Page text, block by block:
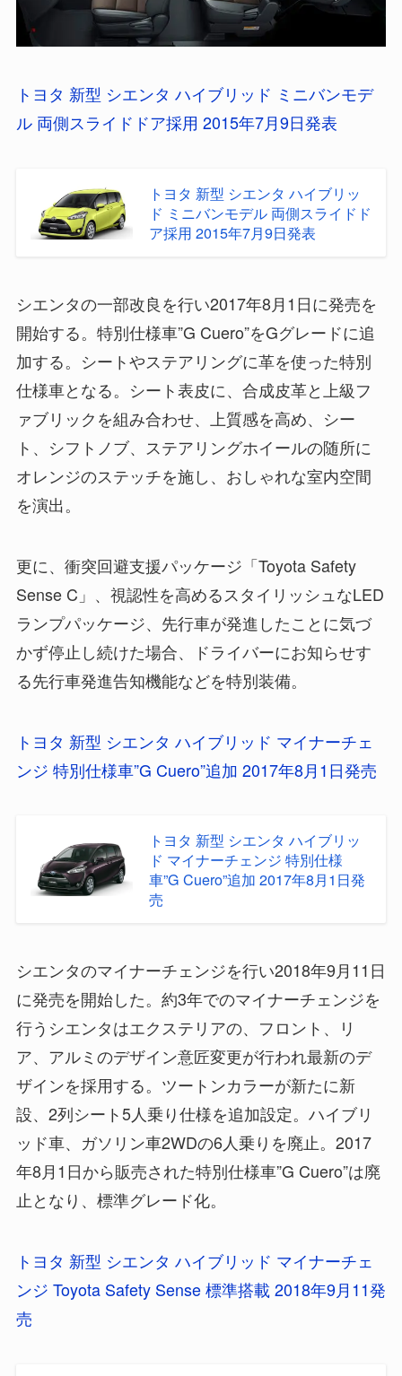
トヨタ 新型 シエンタ ハイブリッド ミニバンモデ
ル 両側スライドドア採用 2015年7月9日発表
トヨタ 新型 シエンタ ハイブリッ
ド ミニバンモデル 両側スライドド
ア採用 2015年7月9日発表
シエンタの一部改良を行い2017年8月1日に発売を
開始する。特別仕様車”G Cuero”をGグレードに追
加する。シートやステアリングに革を使った特別
仕様車となる。シート表皮に、合成皮革と上級フ
ァブリックを組み合わせ、上質感を高め、シー
ト、シフトノブ、ステアリングホイールの随所に
オレンジのステッチを施し、おしゃれな室内空間
を演出。
更に、衝突回避支援パッケージ「Toyota Safety
Sense C」、視認性を高めるスタイリッシュなLED
ランプパッケージ、先行車が発進したことに気づ
かず停止し続けた場合、ドライバーにお知らせす
る先行車発進告知機能などを特別装備。
トヨタ 新型 シエンタ ハイブリッド マイナーチェ
ンジ 特別仕様車”G Cuero”追加 2017年8月1日発売
トヨタ 新型 シエンタ ハイブリッ
ド マイナーチェンジ 特別仕様
車”G Cuero”追加 2017年8月1日発
売
シエンタのマイナーチェンジを行い2018年9月11日
に発売を開始した。約3年でのマイナーチェンジを
行うシエンタはエクステリアの、フロント、リ
ア、アルミのデザイン意匠変更が行われ最新のデ
ザインを採用する。ツートンカラーが新たに新
設、2列シート5人乗り仕様を追加設定。ハイブリ
ッド車、ガソリン車2WDの6人乗りを廃止。2017
年8月1日から販売された特別仕様車”G Cuero”は廃
止となり、標準グレード化。
トヨタ 新型 シエンタ ハイブリッド マイナーチェ
ンジ Toyota Safety Sense 標準搭載 2018年9月11発
売